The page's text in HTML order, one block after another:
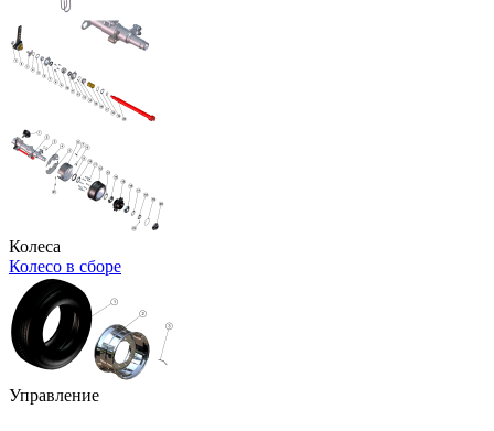
Колеса
Колесо в сборе
Управление